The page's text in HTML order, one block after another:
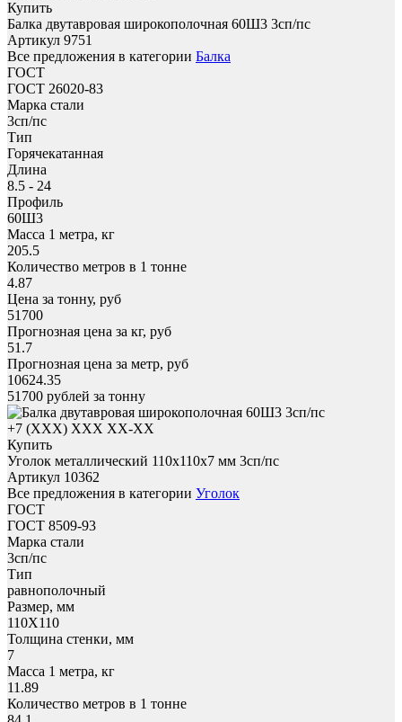
Купить
Балка двутавровая широкополочная 60Ш3 3сп/пс
Артикул 9751
Все предложения в категории Балка
ГОСТ
ГОСТ 26020-83
Марка стали
3сп/пс
Тип
Горячекатанная
Длина
8.5 - 24
Профиль
60Ш3
Масса 1 метра, кг
205.5
Количество метров в 1 тонне
4.87
Цена за тонну, руб
51700
Прогнозная цена за кг, руб
51.7
Прогнозная цена за метр, руб
10624.35
51700 рублей за тонну
+7 (XXX) ХХХ ХХ-ХХ
Купить
Уголок металлический 110x110х7 мм 3сп/пс
Артикул 10362
Все предложения в категории Уголок
ГОСТ
ГОСТ 8509-93
Марка стали
3сп/пс
Тип
равнополочный
Размер, мм
110X110
Толщина стенки, мм
7
Масса 1 метра, кг
11.89
Количество метров в 1 тонне